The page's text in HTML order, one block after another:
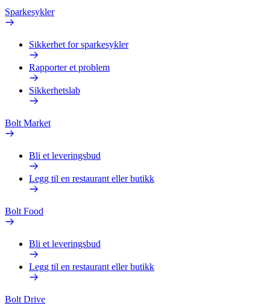
Sparkesykler
Sikkerhet for sparkesykler
Rapporter et problem
Sikkerhetslab
Bolt Market
Bli et leveringsbud
Legg til en restaurant eller butikk
Bolt Food
Bli et leveringsbud
Legg til en restaurant eller butikk
Bolt Drive